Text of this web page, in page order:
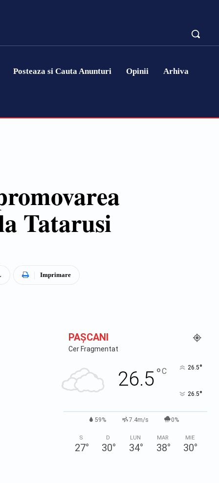
Posteaza si Cauta Anunturi Opinii Arhiva
Tatarusi
Imprimare
PAŞCANI
Cer Fragmentat
26.5°C 26.5°
26.5°
59% 7.4m/s 0%
S
27°
D
30°
LUN
34°
MAR
38°
MIE
30°